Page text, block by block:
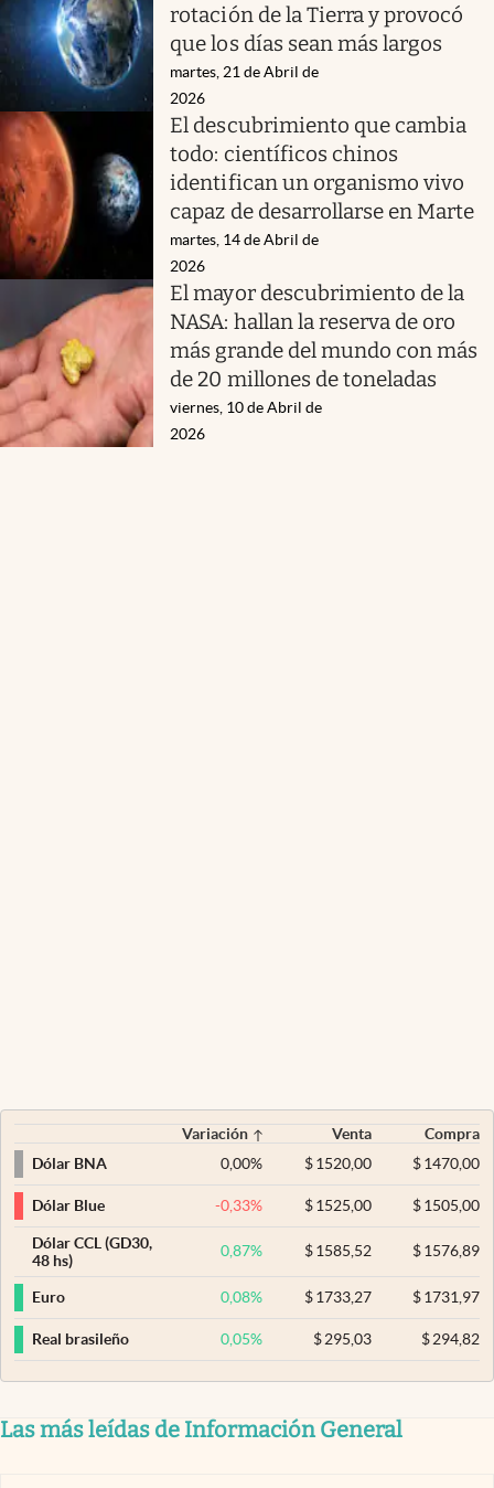
rotación de la Tierra y provocó
que los días sean más largos
martes, 21 de Abril de
2026
El descubrimiento que cambia
todo: científicos chinos
identifican un organismo vivo
capaz de desarrollarse en Marte
martes, 14 de Abril de
2026
El mayor descubrimiento de la
NASA: hallan la reserva de oro
más grande del mundo con más
de 20 millones de toneladas
viernes, 10 de Abril de
2026
Variación Venta
Compra
Dólar BNA
0,00% $ 1520,00 $1470,00
Dólar Blue -0,33% $ 1525,00 $1505,00
Dólar CCL (GD30,
48 hs)
0,87% $ 1585,52 $1576,89
Euro 0,08% $ 1733,27 $1731,97
Real brasileño 0,05% $ 295,03 $294,82
Las más leídas de Información General